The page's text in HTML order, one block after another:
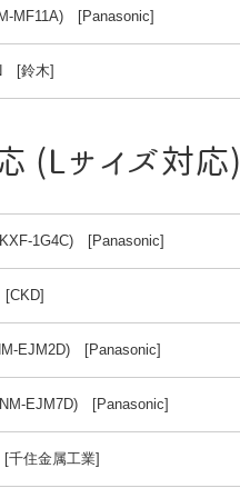
MF11A) [Panasonic]
[鈴木]
(Lサイズ対応)
1G4C) [Panasonic]
EJM2D) [Panasonic]
EJM7D) [Panasonic]
住金属工業]